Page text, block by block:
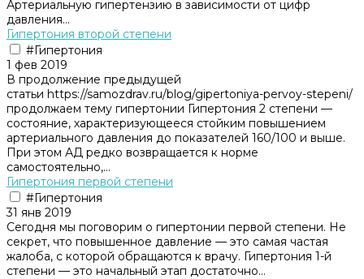
Артериальную гипертензию в зависимости от цифр
давления...
Гипертония второй степени
#Гипертония
1 фев 2019
В продолжение предыдущей
статьи https://samozdrav.ru/blog/gipertoniya-pervoy-stepeni/
продолжаем тему гипертонии Гипертония 2 степени —
состояние, характеризующееся стойким повышением
артериального давления до показателей 160/100 и выше.
При этом АД редко возвращается к норме
самостоятельно,...
Гипертония первой степени
#Гипертония
31 янв 2019
Сегодня мы поговорим о гипертонии первой степени. Не
секрет, что повышенное давление — это самая частая
жалоба, с которой обращаются к врачу. Гипертония 1-й
степени — это начальный этап достаточно...